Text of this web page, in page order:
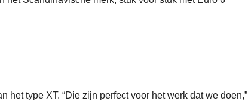
type XT. “Die zijn perfect voor het werk dat we doen,”